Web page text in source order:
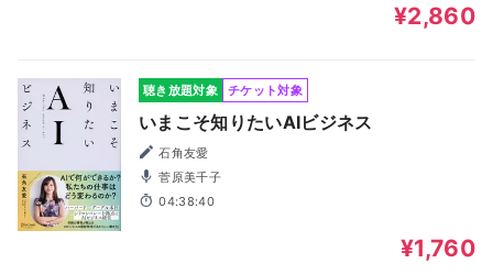
¥2,860
聴き放題対象 チケット対象
いまこそ知りたいAIビジネス
石角友愛
菅原美千子
04:38:40
¥1,760